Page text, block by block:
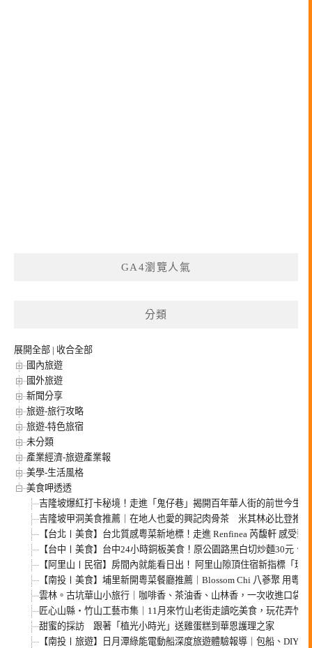
GA4瀏覽人氣
分類
展開全部 | 收合全部
國內旅遊
國外旅遊
新聞分享
旅遊-旅行攻略
旅遊-特色旅宿
未分類
產業經濟-旅遊產業報
美學-生活風格
美食呷透透
吉隆坡爆紅打卡秘境！走進「鬼仔巷」揭開百年華人街的前世今生
吉隆坡甲洞美食推薦｜在地人也愛的興記肉骨茶 米其林必比登推
【台北〡美食】台北質感粵菜新地標！走進 Renfinea 芮馥軒 感受藝
【台中〡美食】台中24小時銅板美食！原公園路黑白切炒麵30元
【阿里山〡民宿】房間內就能看日出！ 阿里山隙頂住宿新指標「璦
【南投〡美食】埔里新開粵菜餐廳推薦｜Blossom Chi 八蔘聚 用粵
雲林。古坑華山小旅行｜咖啡香、茶油香、山林香，一次收進口袋
匠心山縣・竹山工藝市集｜11月來竹山老街走讀吃美食，玩花弄竹
甜蜜的採訪 跟著「植光小時光」送雞蛋糕到華恩護理之家
【南投〡旅遊】日月潭綠能電動船深度旅遊體驗報導｜包船、DIY